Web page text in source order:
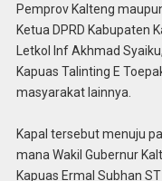
Pemprov Kalteng
Ketua DPRD Kabupaten
Letkol Inf Akhmad
Kapuas Talinting E
masyarakat lainnya.
Kapal tersebut menuju
mana Wakil Gubernur
Kapuas Ermal Subhan